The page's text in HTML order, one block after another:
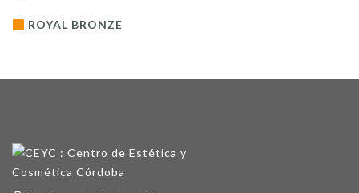
ROYAL BRONZE